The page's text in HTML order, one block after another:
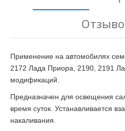
Применение на автомобилях
2172 Лада Приора, 2190, 2191
модификаций.
Предназначен для освещения
время суток. Устанавливается
накаливания.